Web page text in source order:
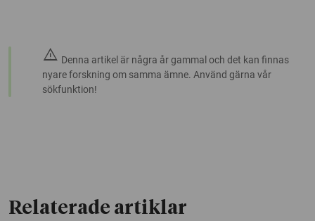
warning Denna artikel är några år gammal och det kan finnas
nyare forskning om samma ämne. Använd gärna vår
sökfunktion!
Relaterade artiklar